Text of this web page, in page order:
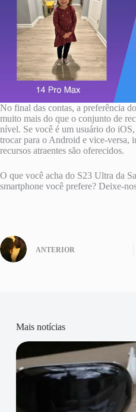
No final das contas, a preferência
muito mais do que o conjunto de
nível. Se você é um usuário do
trocar para o Android e vice-versa,
recursos atraentes são oferecidos.
O que você acha do S23 Ultra da
smartphone você prefere? Deixe-
ANTERIOR
Mais notícias